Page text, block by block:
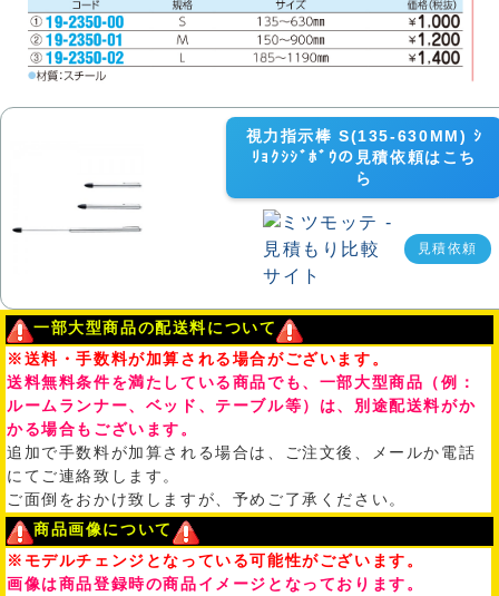
視力指示棒 S(135-630MM) ｼ
ﾘｮｸｼｼﾞﾎﾞｳの見積依頼はこち
ら
見積依頼
一部大型商品の配送料について
※送料・手数料が加算される場合がございます。
送料無料条件を満たしている商品でも、一部大型商品（例：
ルームランナー、ベッド、テーブル等）は、別途配送料がか
かる場合もございます。
追加で手数料が加算される場合は、ご注文後、メールか電話
にてご連絡致します。
ご面倒をおかけ致しますが、予めご了承ください。
商品画像について
※モデルチェンジとなっている可能性がございます。
画像は商品登録時の商品イメージとなっております。